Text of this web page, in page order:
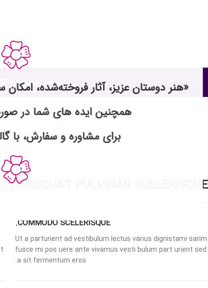
«هنر دوستان عزیز، آثار فروخته‌شده،
همچنین ایده های شما در
برای مشاوره و سفارش، با
صفحه اصلی درباره
nontin
CONSEQUAT PULVINAR SCELERISQUE
COMMODO SCELERISQUE.
Ut a parturient ad vestibulum lectus varius dignistami sarim
fusce mi pos uere ante vivamus vesti bulum part urient sed
a sit fermentum eros.